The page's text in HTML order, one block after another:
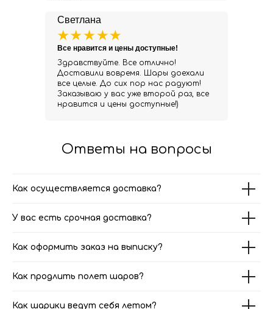
Светлана
Здравствуйте. Все отлично!
Доставили вовремя. Шары доехали
все целые. До сих пор нас радуют!
Заказываю у вас уже второй раз, все
нравится и цены доступные!)
Все нравится и цены доступные!
Ответы на вопросы
Как осуществляется доставка?
У вас есть срочная доставка?
Как оформить заказ на выписку?
Как продлить полет шаров?
Как шарики ведут себя летом?